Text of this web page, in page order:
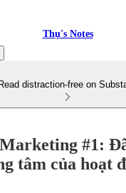
Thụ's Notes
Read distraction-free on
#1:
tâm của hoạt